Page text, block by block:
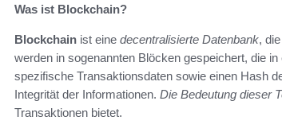
Was ist Blockchain?
Blockchain ist eine decentralisierte Datenbank,
werden in sogenannten Blöcken gespeichert, die
spezifische Transaktionsdaten sowie einen Hash
Integrität der Informationen. Die Bedeutung dieser
Transaktionen bietet.